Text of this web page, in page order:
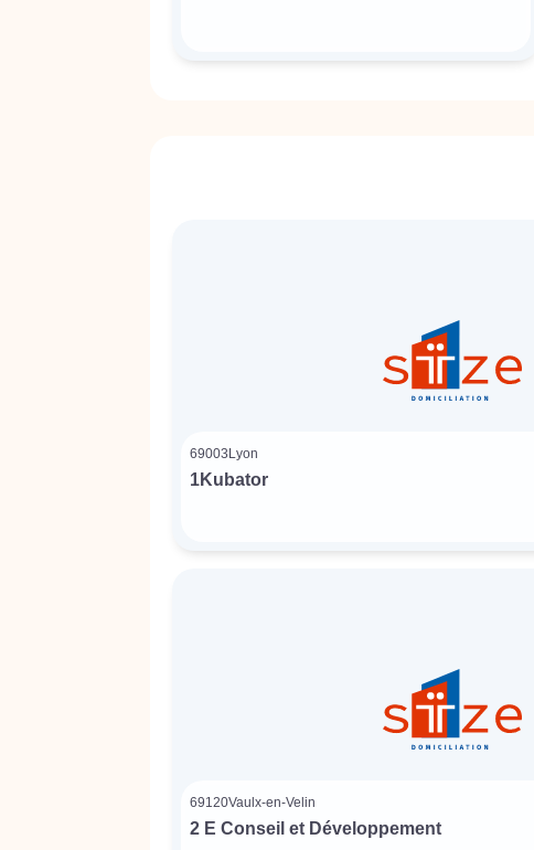
69003 Lyon
1Kubator
69120Vaulx-en-Velin
2 E Conseil et Développement